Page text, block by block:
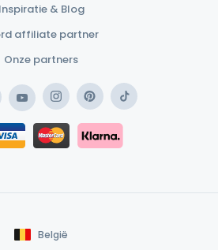
Inspiratie & Blog
affiliate partner
Onze partners
YouTubeInstagramPinterestTikTok
Safe Payment Card
Safe Payment Klarna
België